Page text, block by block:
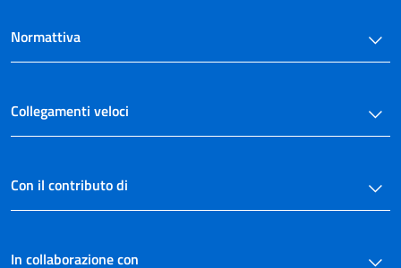
Normattiva
Collegamenti veloci
Con il contributo di
In collaborazione con